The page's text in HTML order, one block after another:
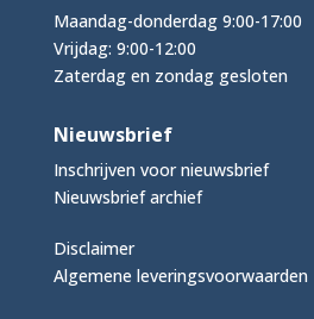
Maandag-donderdag 9:00-17:00
Vrijdag: 9:00-12:00
Zaterdag en zondag gesloten
Nieuwsbrief
Inschrijven voor nieuwsbrief
Nieuwsbrief archief
Disclaimer
Algemene leveringsvoorwaarden